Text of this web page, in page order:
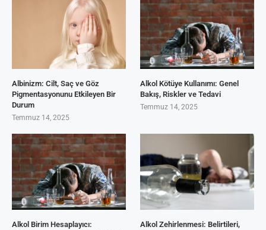
Albinizm: Cilt, Saç ve Göz
Pigmentasyonunu Etkileyen Bir
Durum
Temmuz 14, 2025
Alkol Kötüye Kullanımı: Genel
Bakış, Riskler ve Tedavi
Temmuz 14, 2025
Alkol Birim Hesaplayıcı:
Alkol Zehirlenmesi: Belirtileri,